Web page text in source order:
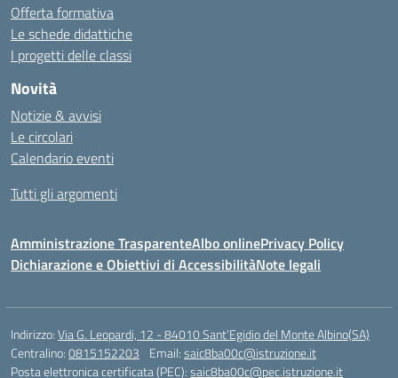
Offerta formativa
Le schede didattiche
I progetti delle classi
Novità
Notizie & avvisi
Le circolari
Calendario eventi
Tutti gli argomenti
Amministrazione TrasparenteAlbo onlinePrivacy Policy
Dichiarazione e Obiettivi di AccessibilitàNote legali
Indirizzo:Via G. Leopardi, 12 - 84010 Sant’Egidio del Monte Albino(SA)
Centralino:0815152203 Email:saic8ba00c@istruzione.it
Posta elettronica certificata (PEC):saic8ba00c@pec.istruzione.it